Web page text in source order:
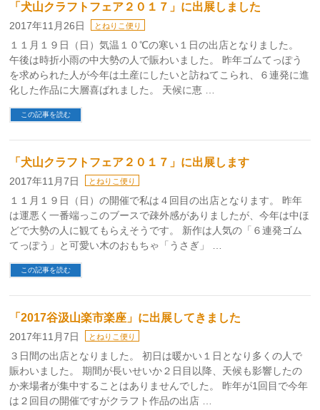
「犬山クラフトフェア２０１７」に出展しました
2017年11月26日 とねりこ便り
１１月１９日（日）気温１０℃の寒い１日の出店となりました。
午後は時折小雨の中大勢の人で賑わいました。 昨年ゴムてっぽう
を求められた人が今年は土産にしたいと訪ねてこられ、６連発に進
化した作品に大層喜ばれました。 天候に恵 …
この記事を読む
「犬山クラフトフェア２０１７」に出展します
2017年11月7日 とねりこ便り
１１月１９日（日）の開催で私は４回目の出店となります。 昨年
は運悪く一番端っこのブースで疎外感がありましたが、今年は中ほ
どで大勢の人に観てもらえそうです。 新作は人気の「６連発ゴム
てっぽう」と可愛い木のおもちゃ「うさぎ」 …
この記事を読む
「2017谷汲山楽市楽座」に出展してきました
2017年11月7日 とねりこ便り
３日間の出店となりました。 初日は暖かい１日となり多くの人で
賑わいました。 期間が長いせいか２日目以降、天候も影響したの
か来場者が集中することはありませんでした。 昨年が1回目で今年
は２回目の開催ですがクラフト作品の出店 …